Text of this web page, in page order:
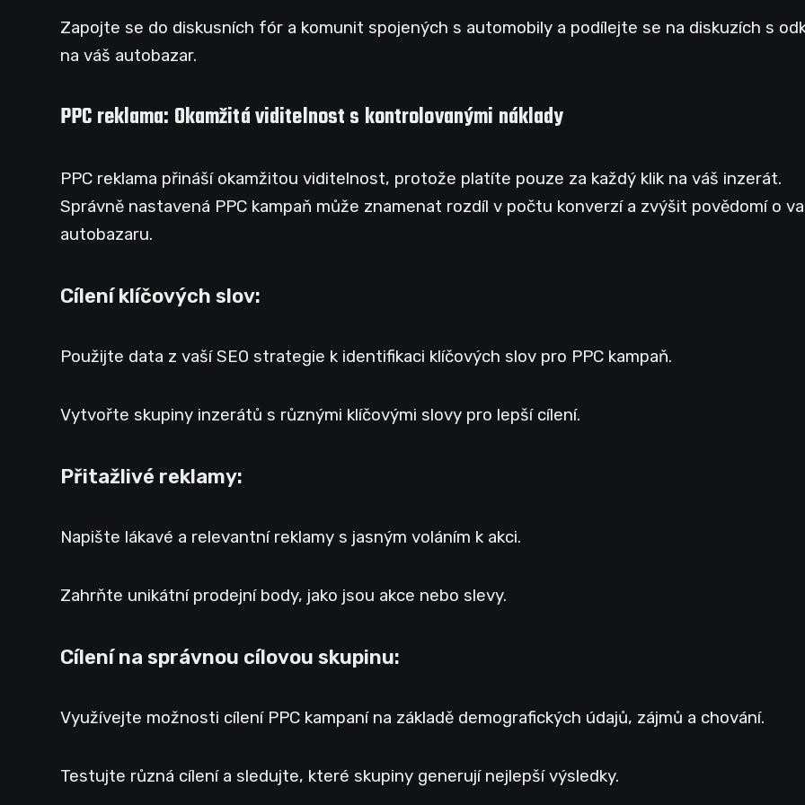
Zapojte se do diskusních fór a komunit spojených s automobily a podílejte se na diskuzích s
na váš autobazar.
PPC reklama: Okamžitá viditelnost s kontrolovanými náklady
PPC reklama přináší okamžitou viditelnost, protože platíte pouze za každý klik na váš inzerát.
Správně nastavená PPC kampaň může znamenat rozdíl v počtu konverzí a zvýšit povědomí o
autobazaru.
Cílení klíčových slov:
Použijte data z vaší SEO strategie k identifikaci klíčových slov pro PPC kampaň.
Vytvořte skupiny inzerátů s různými klíčovými slovy pro lepší cílení.
Přitažlivé reklamy:
Napište lákavé a relevantní reklamy s jasným voláním k akci.
Zahrňte unikátní prodejní body, jako jsou akce nebo slevy.
Cílení na správnou cílovou skupinu:
Využívejte možnosti cílení PPC kampaní na základě demografických údajů, zájmů a chování.
Testujte různá cílení a sledujte, které skupiny generují nejlepší výsledky.